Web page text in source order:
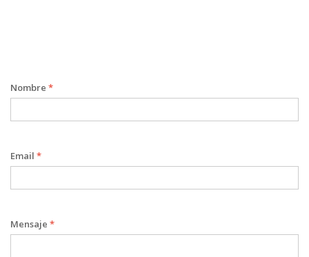
Nombre *
Email *
Mensaje *